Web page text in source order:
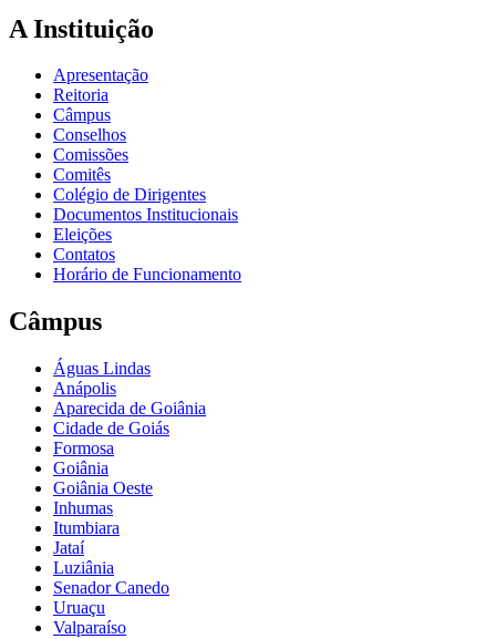
A Instituição
Apresentação
Reitoria
Câmpus
Conselhos
Comissões
Comitês
Colégio de Dirigentes
Documentos Institucionais
Eleições
Contatos
Horário de Funcionamento
Câmpus
Águas Lindas
Anápolis
Aparecida de Goiânia
Cidade de Goiás
Formosa
Goiânia
Goiânia Oeste
Inhumas
Itumbiara
Jataí
Luziânia
Senador Canedo
Uruaçu
Valparaíso